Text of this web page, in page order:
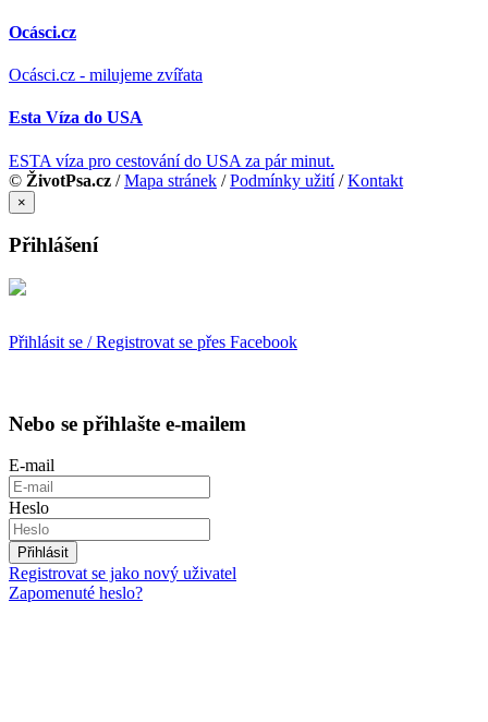
Ocásci.cz
Ocásci.cz - milujeme zvířata
Esta Víza do USA
ESTA víza pro cestování do USA za pár minut.
© ŽivotPsa.cz /Mapa stránek /Podmínky užití/Kontakt
×
Přihlášení
Přihlásit se / Registrovat se přes Facebook
Nebo se přihlašte e-mailem
E-mail
Heslo
Přihlásit
Registrovat se jako nový uživatel
Zapomenuté heslo?